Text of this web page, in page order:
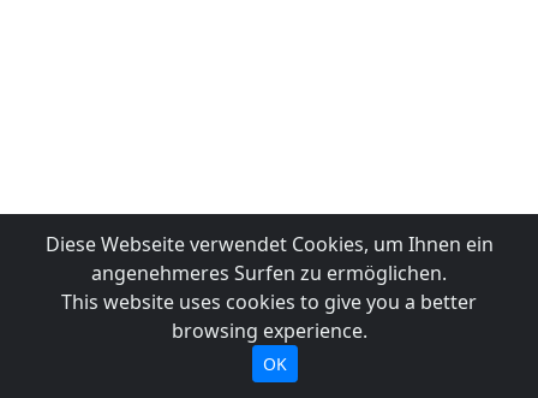
Diese Webseite verwendet Cookies, um Ihnen ein
angenehmeres Surfen zu ermöglichen.
This website uses cookies to give you a better
browsing experience.
OK